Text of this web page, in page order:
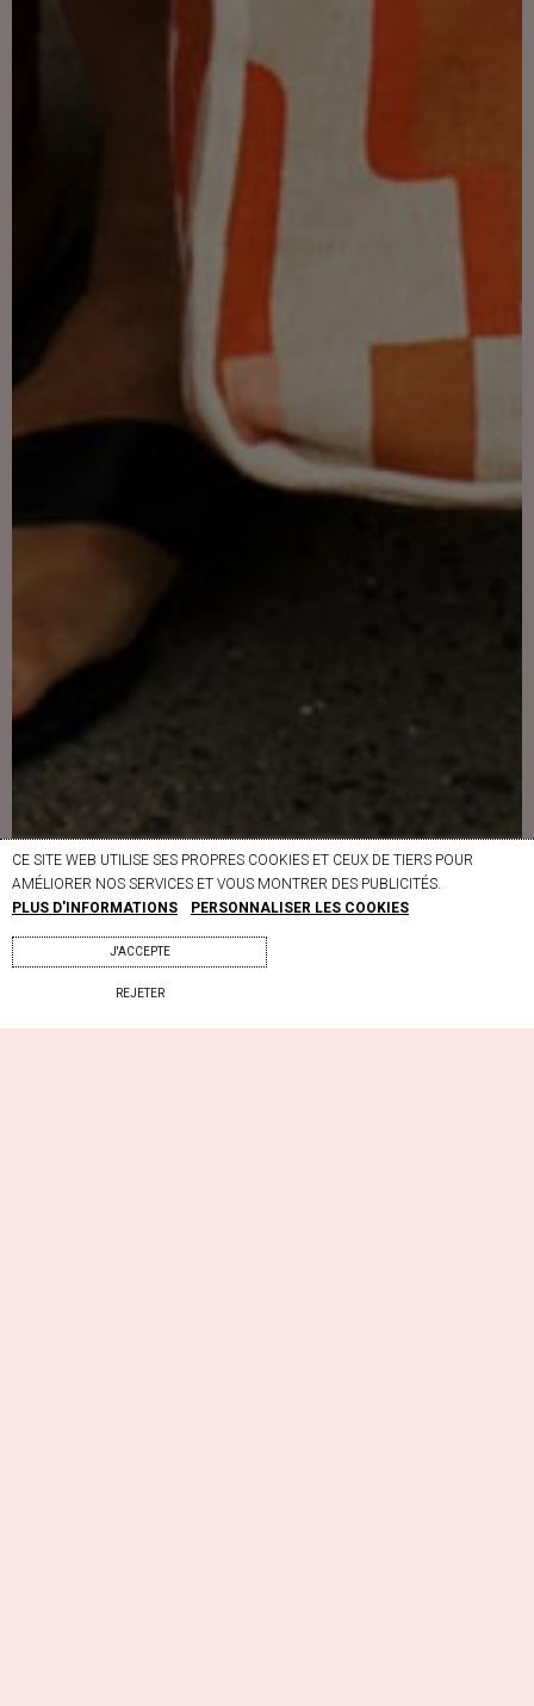
CE SITE WEB UTILISE SES PROPRES COOKIES ET CEUX DE TIERS POUR
AMÉLIORER NOS SERVICES ET VOUS MONTRER DES PUBLICITÉS.
PLUS D'INFORMATIONS
PERSONNALISER LES COOKIES
REJETER
J'ACCEPTE